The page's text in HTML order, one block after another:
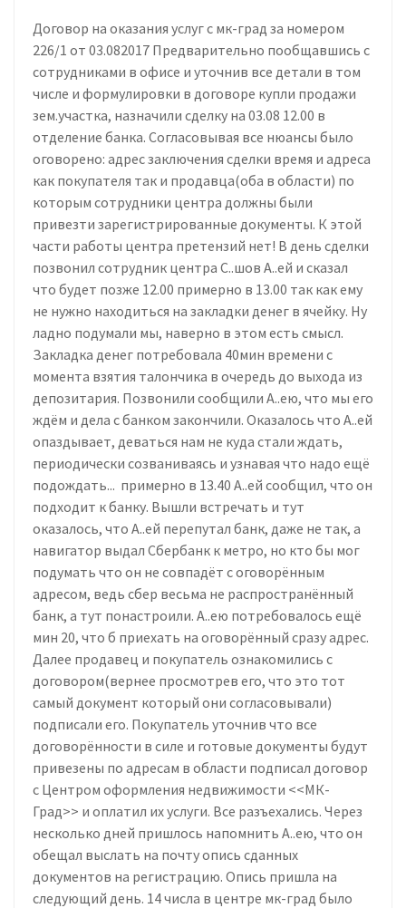
Договор на оказания услуг с мк-град за номером
226/1 от 03.082017 Предварительно пообщавшись с
сотрудниками в офисе и уточнив все детали в том
числе и формулировки в договоре купли продажи
зем.участка, назначили сделку на 03.08 12.00 в
отделение банка. Согласовывая все нюансы было
оговорено: адрес заключения сделки время и адреса
как покупателя так и продавца(оба в области) по
которым сотрудники центра должны были
привезти зарегистрированные документы. К этой
части работы центра претензий нет! В день сделки
позвонил сотрудник центра С..шов А..ей и сказал
что будет позже 12.00 примерно в 13.00 так как ему
не нужно находиться на закладки денег в ячейку. Ну
ладно подумали мы, наверно в этом есть смысл.
Закладка денег потребовала 40мин времени с
момента взятия талончика в очередь до выхода из
депозитария. Позвонили сообщили А..ею, что мы его
ждём и дела с банком закончили. Оказалось что А..ей
опаздывает, деваться нам не куда стали ждать,
периодически созваниваясь и узнавая что надо ещё
подождать... примерно в 13.40 А..ей сообщил, что он
подходит к банку. Вышли встречать и тут
оказалось, что А..ей перепутал банк, даже не так, а
навигатор выдал Сбербанк к метро, но кто бы мог
подумать что он не совпадёт с оговорённым
адресом, ведь сбер весьма не распространённый
банк, а тут понастроили. А..ею потребовалось ещё
мин 20, что б приехать на оговорённый сразу адрес.
Далее продавец и покупатель ознакомились с
договором(вернее просмотрев его, что это тот
самый документ который они согласовывали)
подписали его. Покупатель уточнив что все
договорённости в силе и готовые документы будут
привезены по адресам в области подписал договор
с Центром оформления недвижимости <<МК-
Град>> и оплатил их услуги. Все разъехались. Через
несколько дней пришлось напомнить А..ею, что он
обещал выслать на почту опись сданных
документов на регистрацию. Опись пришла на
следующий день. 14 числа в центре мк-град было